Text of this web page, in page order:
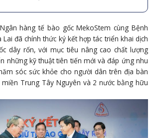
hàng tế bào gốc MekoStem cùng Bệnh
Lai đã chính thức ký kết hợp tác triển khai dịch
dây rốn, với mục tiêu nâng cao chất lượng
những kỹ thuật tiên tiến mới và đáp ứng nhu
sóc sức khỏe cho người dân trên địa bàn
Trung Tây Nguyên và 2 nước bằng hữu